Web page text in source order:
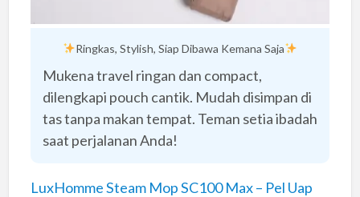
Ringkas, Stylish, Siap Dibawa Kemana Saja
Mukena travel ringan dan compact,
dilengkapi pouch cantik. Mudah disimpan di
tas tanpa makan tempat. Teman setia ibadah
saat perjalanan Anda!
LuxHomme Steam Mop SC100 Max – Pel Uap